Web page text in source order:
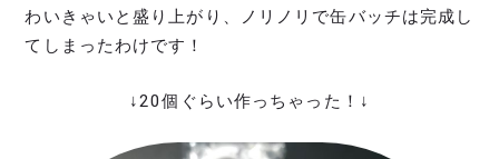
わいきゃいと盛り上がり、ノリノリで缶バッチは完成し
てしまったわけです！
↓20個ぐらい作っちゃった！↓